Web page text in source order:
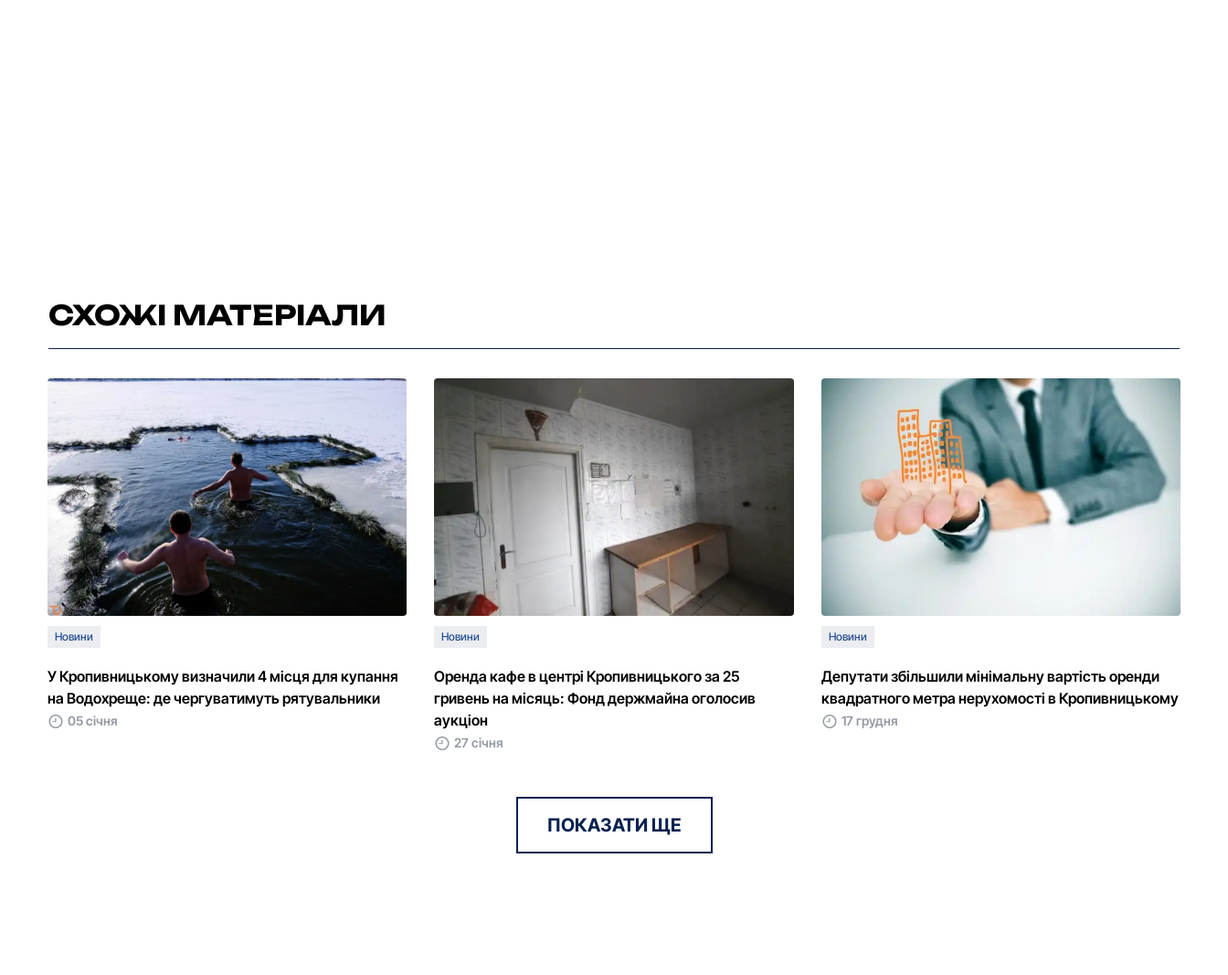
СХОЖІ МАТЕРІАЛИ
Новини
У Кропивницькому визначили 4 місця для купання
на Водохреще: де чергуватимуть рятувальники
05 січня
Новини
Оренда кафе в центрі Кропивницького за 25
гривень на місяць: Фонд держмайна оголосив
аукціон
27 січня
Новини
Депутати збільшили мінімальну вартість оренди
квадратного метра нерухомості в Кропивницькому
17 грудня
ПОКАЗАТИ ЩЕ